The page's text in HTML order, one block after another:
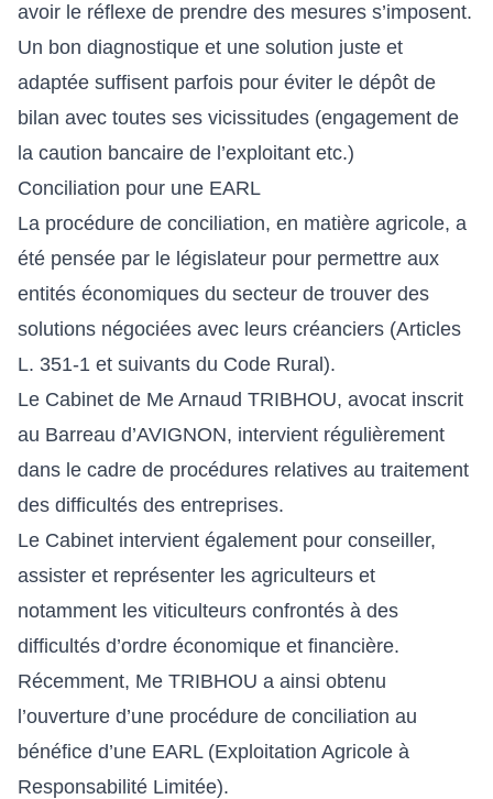
avoir le réflexe de prendre des mesures s’imposent.
Un bon diagnostique et une solution juste et
adaptée suffisent parfois pour éviter le dépôt de
bilan avec toutes ses vicissitudes (engagement de
la caution bancaire de l’exploitant etc.)
Conciliation pour une EARL
La procédure de conciliation, en matière agricole, a
été pensée par le législateur pour permettre aux
entités économiques du secteur de trouver des
solutions négociées avec leurs créanciers (Articles
L. 351-1 et suivants du Code Rural ).
Le Cabinet de Me Arnaud TRIBHOU, avocat inscrit
au Barreau d’AVIGNON, intervient régulièrement
dans le cadre de procédures relatives au traitement
des difficultés des entreprises.
Le Cabinet intervient également pour conseiller,
assister et représenter les agriculteurs et
notamment les viticulteurs confrontés à des
difficultés d’ordre économique et financière.
Récemment, Me TRIBHOU a ainsi obtenu
l’ouverture d’une procédure de conciliation au
bénéfice d’une EARL (Exploitation Agricole à
Responsabilité Limitée).